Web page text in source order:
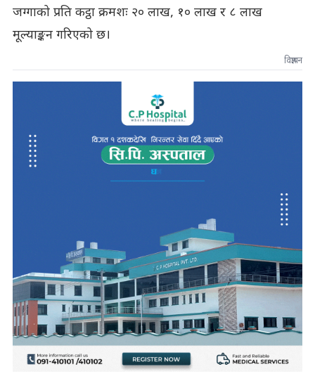
जग्गाको प्रति कट्ठा क्रमशः २० लाख, १० लाख र ८ लाख
मूल्याङ्कन गरिएको छ।
विज्ञापन